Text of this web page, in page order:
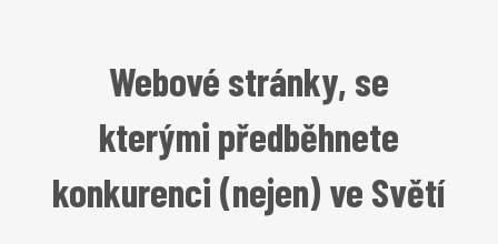
Webové stránky, se
kterými předběhnete
konkurenci (nejen) ve Světí